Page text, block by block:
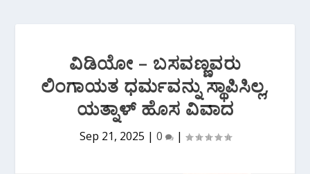
ವಿಡಿಯೋ – ಬಸವಣ್ಣವರು
ಲಿಂಗಾಯತ ಧರ್ಮವನ್ನು ಸ್ಥಾಪಿಸಿಲ್ಲ,
ಯತ್ನಾಳ್ ಹೊಸ ವಿವಾದ
Sep 21, 2025 | 0 |